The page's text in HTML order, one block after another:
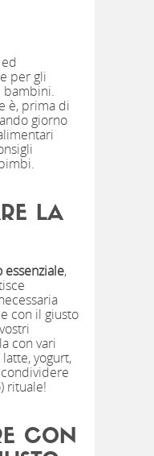
per gli
bambini.
è, prima di
giorno
LA
essenziale,
con il giusto
con vari
yogurt,
rituale!
CON